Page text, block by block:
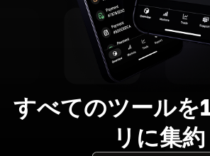
すべてのツールを
リに集約